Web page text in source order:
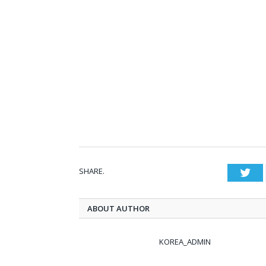
SHARE.
ABOUT AUTHOR
KOREA_ADMIN